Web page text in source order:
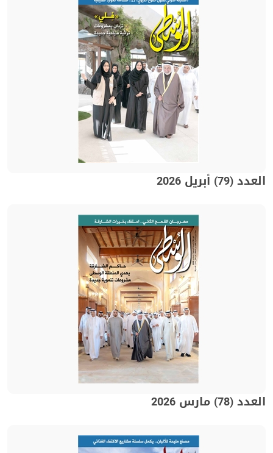
العدد (79) أبريل 2026
العدد (78) مارس 2026